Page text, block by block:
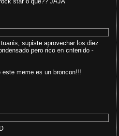
supiste aprovechar los diez
pero rico en cntenido -
este meme es un broncon!!!